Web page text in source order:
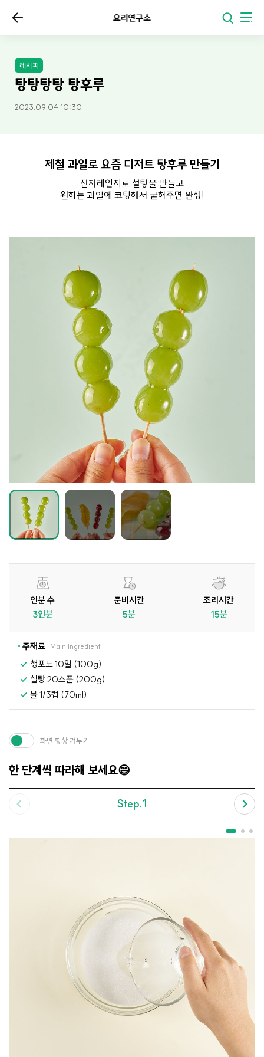
요리연구소
레시피
탕탕탕탕 탕후루
2023.09.04 10:30
제철 과일로 요즘 디저트 탕후루 만들기
전자레인지로 설탕물 만들고
원하는 과일에 코팅해서 굳혀주면 완성!
인분 수
3인분
준비시간
5분
조리시간
15분
주재료 Main Ingredient
청포도 10알 (100g)
설탕 20스푼 (200g)
물 1/3컵 (70ml)
한 단계씩 따라해 보세요😄
화면 항상 켜두기
Step.1